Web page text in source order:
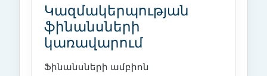
Կազմակերպության
ֆինանսների
կառավարում
Ֆինանսների ամբիոն